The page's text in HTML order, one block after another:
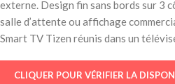
externe. Design fin sans bords sur 3
salle d’attente ou affichage
Smart TV Tizen réunis dans un
CLIQUER POUR VÉRIFIER LA